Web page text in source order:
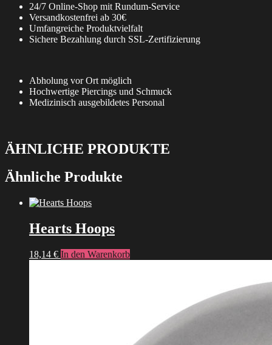
24/7 Online-Shop mit Rundum-Service
Versandkostenfrei ab 30€
Umfangreiche Produktvielfalt
Sichere Bezahlung durch SSL-Zertifizierung
Abholung vor Ort möglich
Hochwertige Piercings und Schmuck
Medizinisch ausgebildetes Personal
ÄHNLICHE PRODUKTE
Ähnliche Produkte
Hearts Hoops
18,14 € In den Warenkorb